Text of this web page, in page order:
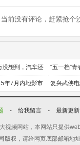
当前没有评论，赶紧抢个
没想到，汽车还
这个？
“五一档”青
道
年7月内地影市 复兴武侠
试
- 给我留言 - 最新更新
视频网站，本网站只提供
版权，请给网页底部邮箱地